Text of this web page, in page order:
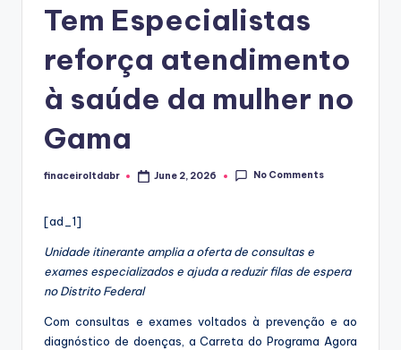
Tem Especialistas
reforça atendimento
à saúde da mulher no
Gama
Posted
finaceiroltdabr June 2, 2026 No Comments
[ad_1]
Unidade itinerante amplia a oferta de consultas e
exames especializados e ajuda a reduzir filas de espera
no Distrito Federal
Com consultas e exames voltados à prevenção e ao
diagnóstico de doenças, a Carreta do Programa Agora